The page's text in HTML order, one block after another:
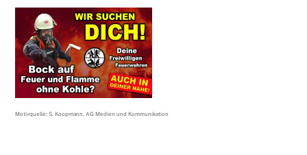
Motivquelle: S. Koopmann, AG Medien und Kommunikation